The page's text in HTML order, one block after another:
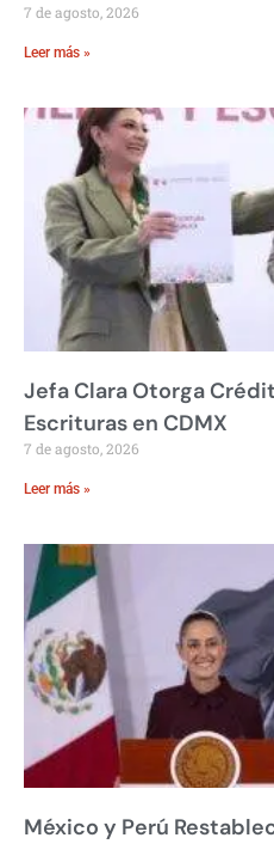
7 de agosto, 2026
Leer más »
Jefa Clara Otorga
Escrituras en CDMX
7 de agosto, 2026
Leer más »
México y Perú